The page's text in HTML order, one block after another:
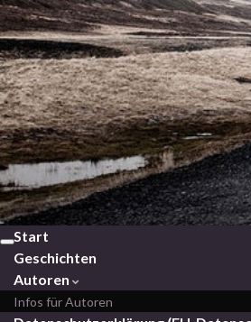
Navigation
umschalten
Start
Geschichten
Autoren
Infos für Autoren